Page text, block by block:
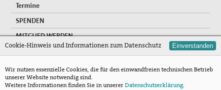
Termine
SPENDEN
MITGLIED WERDEN
NEWSLETTER
Mitgliederzugang
Cookie-Hinweis und Informationen zum Datenschutz Einverstanden
Wir nutzen essenzielle Cookies, die für den einwandfreien technischen Betrieb
unserer Website notwendig sind.
Weitere Informationen finden Sie in unsererDatenschutzerklärung.